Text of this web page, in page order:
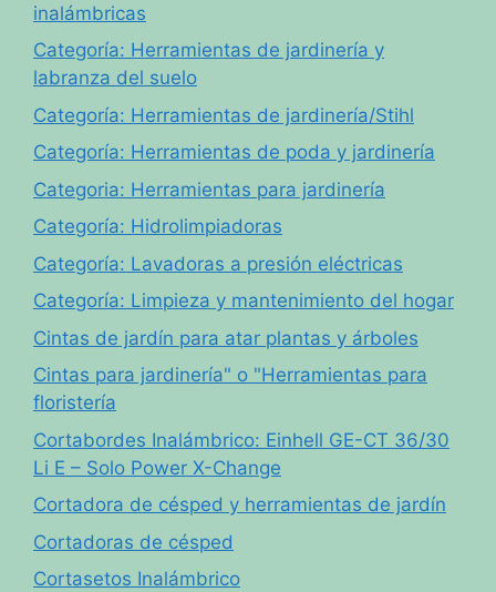
inalámbricas
Categoría: Herramientas de jardinería y
labranza del suelo
Categoría: Herramientas de jardinería/Stihl
Categoría: Herramientas de poda y jardinería
Categoria: Herramientas para jardinería
Categoría: Hidrolimpiadoras
Categoría: Lavadoras a presión eléctricas
Categoría: Limpieza y mantenimiento del hogar
Cintas de jardín para atar plantas y árboles
Cintas para jardinería" o "Herramientas para
floristería
Cortabordes Inalámbrico: Einhell GE-CT 36/30
Li E – Solo Power X-Change
Cortadora de césped y herramientas de jardín
Cortadoras de césped
Cortasetos Inalámbrico